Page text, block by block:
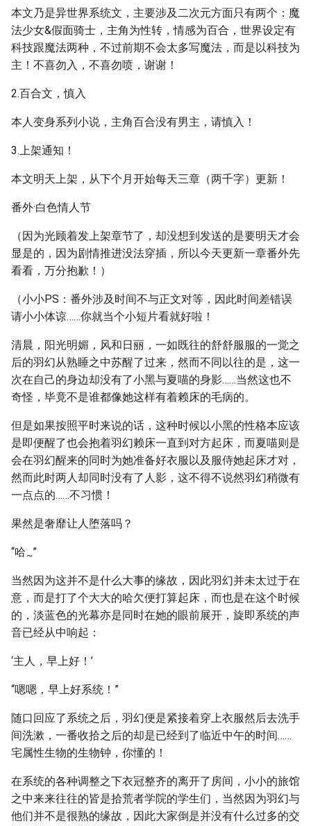
本文乃是异世界系统文，主要涉及二次元方面只有两个：魔
法少女&假面骑士，主角为性转，情感为百合，世界设定有
科技跟魔法两种，不过前期不会太多写魔法，而是以科技为
主！不喜勿入，不喜勿喷，谢谢！
2.百合文，慎入
本人变身系列小说，主角百合没有男主，请慎入！
3.上架通知！
本文明天上架，从下个月开始每天三章（两千字）更新！
番外·白色情人节
（因为光顾着发上架章节了，却没想到发送的是要明天才会
显是的，因为剧情推进没法穿插，所以今天更新一章番外先
看看，万分抱歉！）
（小小PS：番外涉及时间不与正文对等，因此时间差错误
请小小体谅……你就当个小短片看就好啦！
清晨，阳光明媚，风和日丽，一如既往的舒舒服服的一觉之
后的羽幻从熟睡之中苏醒了过来，然而不同以往的是，这一
次在自己的身边却没有了小黑与夏喵的身影……当然这也不
奇怪，毕竟不是谁都像她这样有着赖床的毛病的。
但是如果按照平时来说的话，这种时候以小黑的性格本应该
是即便醒了也会抱着羽幻赖床一直到对方起床，而夏喵则是
会在羽幻醒来的同时为她准备好衣服以及服侍她起床才对，
然而此时两人却同时没有了人影，这不得不说然羽幻稍微有
一点点的……不习惯！
果然是奢靡让人堕落吗？
“哈 ~”
当然因为这并不是什么大事的缘故，因此羽幻并未太过于在
意，而是打了个大大的哈欠便打算起床，而也是在这个时候
的，淡蓝色的光幕亦是同时在她的眼前展开，旋即系统的声
音已经从中响起：
‘主人，早上好！’
“嗯嗯，早上好系统！”
随口回应了系统之后，羽幻便是紧接着穿上衣服然后去洗手
间洗漱，一番收拾之后的却是已经到了临近中午的时间……
宅属性生物的生物钟，你懂的！
在系统的各种调整之下衣冠整齐的离开了房间，小小的旅馆
之中来来往往的皆是拾荒者学院的学生们，当然因为羽幻与
他们并不是很熟的缘故，因此大家倒是并没有什么过多的交